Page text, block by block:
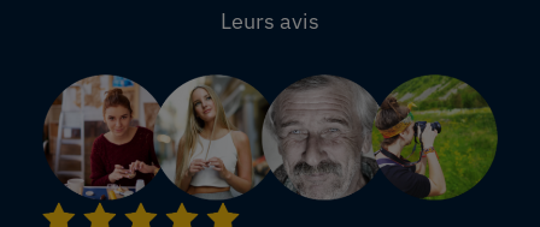
Leurs avis